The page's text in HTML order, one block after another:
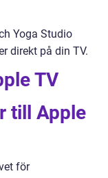
Yoga Studio
direkt på din TV.
TV
till Apple
för